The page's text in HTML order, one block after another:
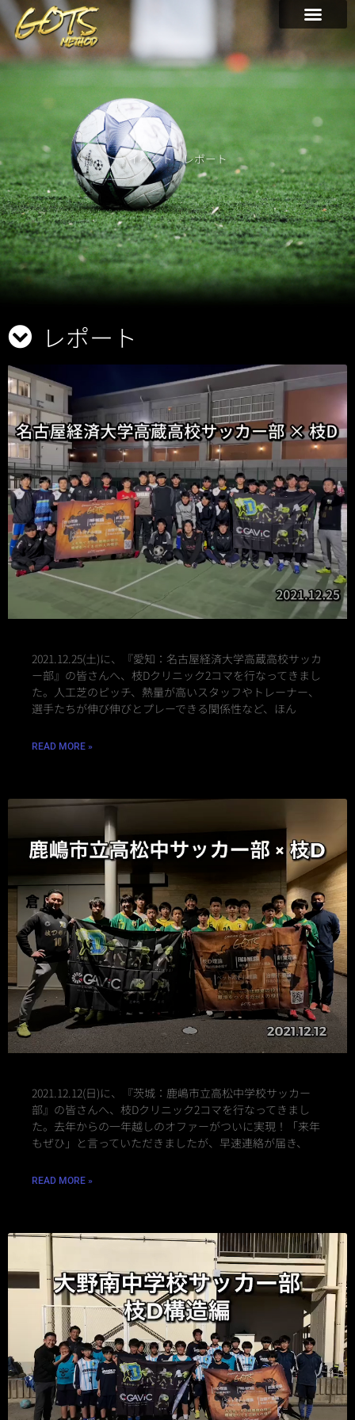
容
を
ス
イベント – レポート
レポート
2021.12.25(土)に、『愛知：名古屋経済大学高蔵高校サッカ
ー部』の皆さんへ、枝Dクリニック2コマを行なってきまし
た。人工芝のピッチ、熱量が高いスタッフやトレーナー、
選手たちが伸び伸びとプレーできる関係性など、ほん
READ MORE »
2021.12.12(日)に、『茨城：鹿嶋市立高松中学校サッカー
部』の皆さんへ、枝Dクリニック2コマを行なってきまし
た。⁡去年からの一年越しのオファーがついに実現！「来年
もぜひ」と言っていただきましたが、早速連絡が届き、
READ MORE »